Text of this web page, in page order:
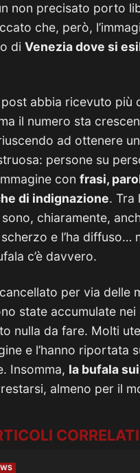
non precisato porto
che, però,
di Venezia dove si
abbia ricevuto più
il numero sta
ad ottenere
persone su
con frasi,
di indignazione. Tra
chiaramente,
e l’ha diffuso…
c’è davvero.
per via delle
state accumulate nei
nulla da fare. Molti
e l’hanno riportata
Insomma, la bufala
almeno per il
CORRELATI